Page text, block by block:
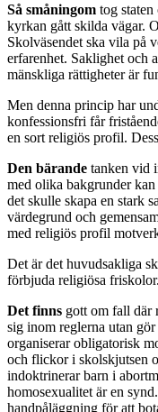
Så småningom tog staten
kyrkan gått skilda vägar.
Skolväsendet ska vila på
erfarenhet. Saklighet och
mänskliga rättigheter är
Men denna princip har
konfessionsfri får
en sort religiös profil.
Den bärande tanken vid
med olika bakgrunder
det skulle skapa en stark
värdegrund och
med religiös profil
Det är det huvudsakliga
förbjuda religiösa friskolor.
Det finns gott om fall där
sig inom reglerna utan
organiserar obligatorisk
och flickor i skolskjutsen
indoktrinerar barn i
homosexualitet är en
handpåläggning för att